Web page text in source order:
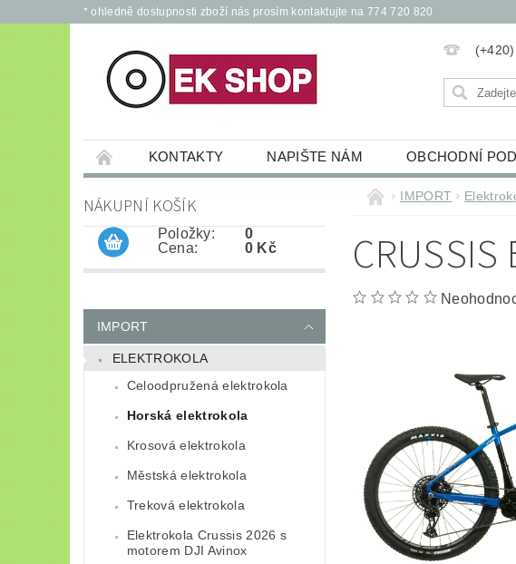
* ohledně dostupnosti zboží nás prosím kontaktujte na 774 720 820
KONTAKTY NAPIŠTE NÁM OBCHODNÍ
PŘÍSLUŠENSTVÍ PRO ELEKTROKOLA A KOLOBĚŽKY
JÍZDNÍ KOLA * OCHRANNÉ POMŮCKY
NÁKUPNÍ KOŠÍK
Položky:
Cena:
0
0 Kč
IMPORT
ELEKTROKOLA
Celoodpružená elektrokola
Horská elektrokola
Krosová elektrokola
Městská elektrokola
Treková elektrokola
Elektrokola Crussis 2026 s
motorem DJI Avinox
IMPORT
CRUSSIS